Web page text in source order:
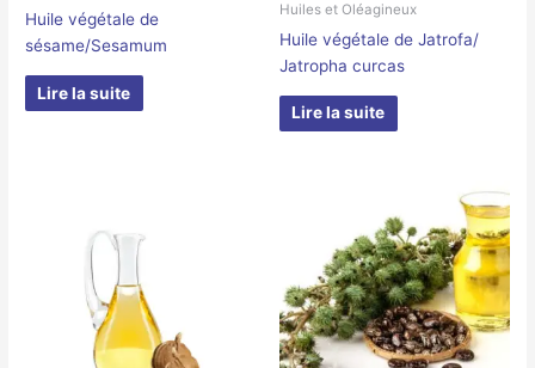
Huile végétale de
sésame/Sesamum
Lire la suite
Huiles et Oléagineux
Huile végétale de Jatrofa/
Jatropha curcas
Lire la suite